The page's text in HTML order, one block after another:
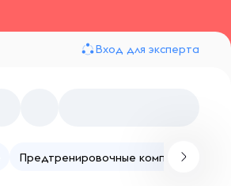
Вход для эксперта
Предтренировочные комплексы